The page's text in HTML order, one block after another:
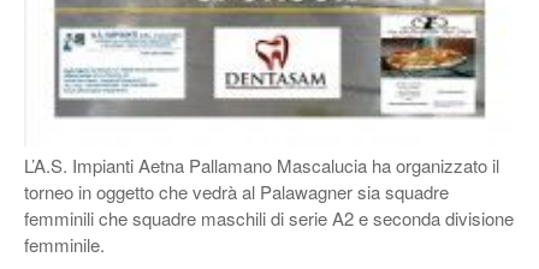
L’A.S. Impianti Aetna Pallamano Mascalucia ha organizzato il
torneo in oggetto che vedrà al Palawagner sia squadre
femminili che squadre maschili di serie A2 e seconda divisione
femminile.